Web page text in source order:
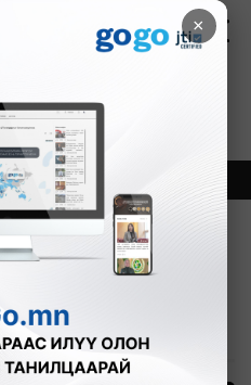
×
8.07
баг дэлхийн
боллоо